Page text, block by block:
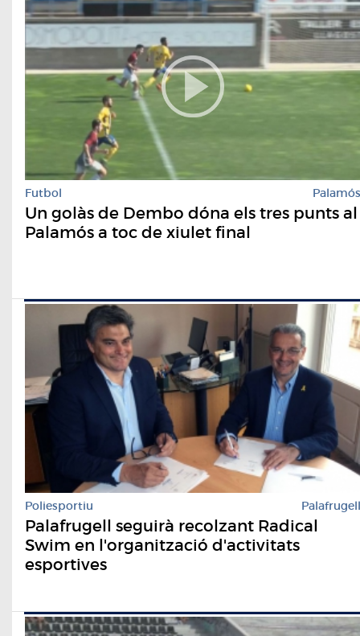
Futbol Palamós
Un golàs de Dembo dóna els tres punts al
Palamós a toc de xiulet final
Poliesportiu Palafrugell
Palafrugell seguirà recolzant Radical
Swim en l'organització d'activitats
esportives